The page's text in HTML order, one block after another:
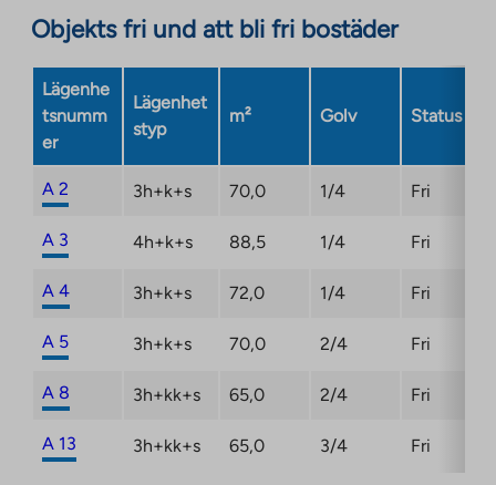
opens
in
a
tab
Objekts fri und att bli fri bostäder
Lägenhe
tsnumm
er
Lägenhet
styp
m² Golv Status
A 2 3h+k+s 70,0 1/4 Fri
A 3 4h+k+s 88,5 1/4 Fri
A 4 3h+k+s 72,0 1/4 Fri
A 5 3h+k+s 70,0 2/4 Fri
A 8 3h+kk+s 65,0 2/4 Fri
A 13 3h+kk+s 65,0 3/4 Fri